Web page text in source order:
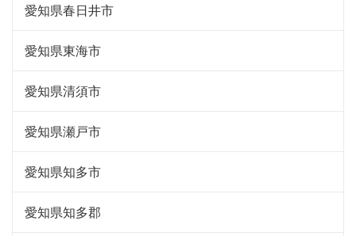
愛知県春日井市
愛知県東海市
愛知県清須市
愛知県瀬戸市
愛知県知多市
愛知県知多郡